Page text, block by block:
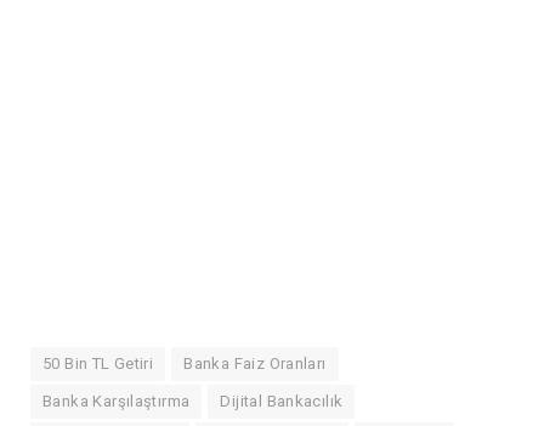
50 Bin TL Getiri Banka Faiz Oranları
Banka Karşılaştırma Dijital Bankacılık